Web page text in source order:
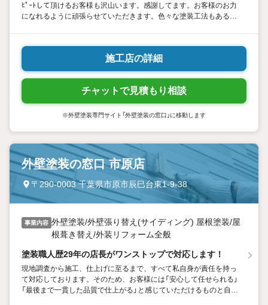
ﾋﾟｰﾄして頂けるお客様も沢山います。感謝してます。お客様のお力
になれるように頑張らせていただきます。色々な塗装工法もあるの
施工店の詳細
チャットで見積もり相談
※外壁塗装専門サイト「外壁塗装の窓口」に移動します
外壁塗装の窓口 市原店
〒290-0003 千葉県市原市辰巳台東1-9-38
事業内容 外壁塗装/外壁張り替え(サイディング) 屋根塗装/屋
根葺き替え/外装リフォーム全般
塗装職人歴29年の店長がワンストップで対応します！
現地調査から施工、仕上げに至るまで、すべて私自身が責任を持っ
て対応しております。そのため、お客様には「安心して任せられる」
「最後まで一貫した品質で仕上がる」と感じていただけるものと自負